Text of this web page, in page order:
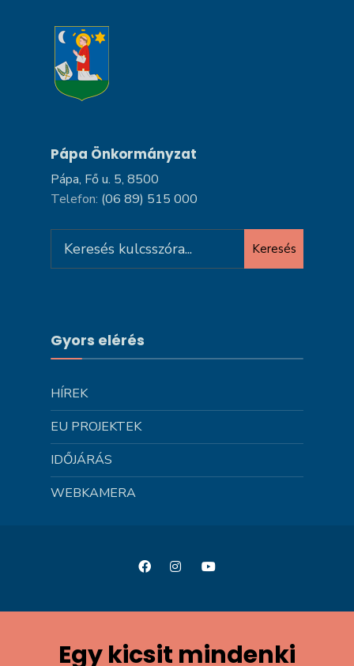
Pápa Önkormányzat
Pápa, Fő u. 5, 8500
Telefon: (06 89) 515 000
for:
Keresés
Gyors elérés
HÍREK
EU PROJEKTEK
IDŐJÁRÁS
WEBKAMERA
Egy kicsit mindenki